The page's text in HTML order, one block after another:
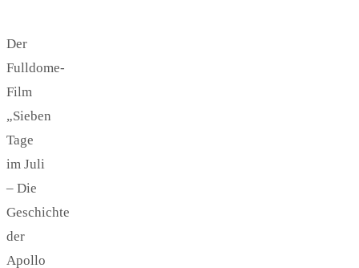
Der
Fulldome-
Film
„Sieben
Tage
im Juli
– Die
Geschichte
der
Apollo